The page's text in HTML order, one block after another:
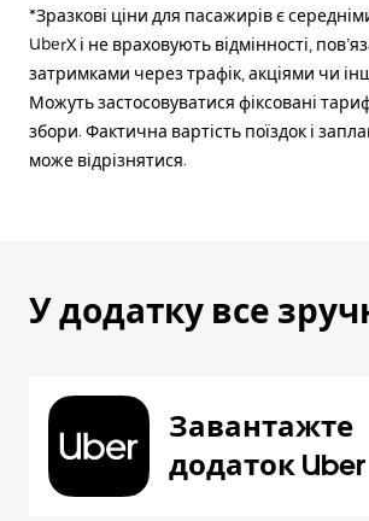
*Зразкові ціни для пасажирів є
UberX і не враховують відмінності,
затримками через трафік, акціями чи
Можуть застосовуватися фіксовані
збори. Фактична вартість поїздок і
може відрізнятися.
У додатку все
Завантажте
додаток Uber